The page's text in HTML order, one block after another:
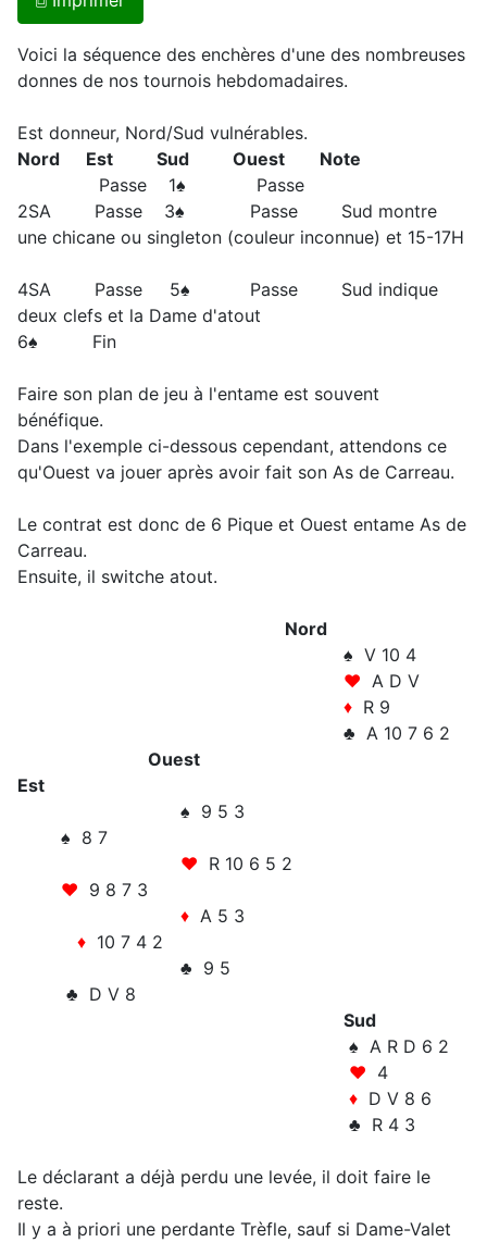
Voici la séquence des enchères d'une des nombreuses
donnes de nos tournois hebdomadaires.
Est donneur, Nord/Sud vulnérables.
Nord Est Sud Ouest Note
Passe 1♠ Passe
2SA Passe 3♠ Passe Sud montre
une chicane ou singleton (couleur inconnue) et 15-17H
4SA Passe 5♠ Passe Sud indique
deux clefs et la Dame d'atout
6♠ Fin
Faire son plan de jeu à l'entame est souvent
bénéfique.
Dans l'exemple ci-dessous cependant, attendons ce
qu'Ouest va jouer après avoir fait son As de Carreau.
Le contrat est donc de 6 Pique et Ouest entame As de
Carreau.
Ensuite, il switche atout.
Nord
♠ V 10 4
♥ A D V
♦ R 9
♣ A 10 7 6 2
Ouest
Est
♠ 9 5 3
♠ 8 7
♥ R 10 6 5 2
♥ 9 8 7 3
♦ A 5 3
♦ 10 7 4 2
♣ 9 5
♣ D V 8
Sud
♠ A R D 6 2
♥ 4
♦ D V 8 6
♣ R 4 3
Le déclarant a déjà perdu une levée, il doit faire le
reste.
Il y a à priori une perdante Trèfle, sauf si Dame-Valet